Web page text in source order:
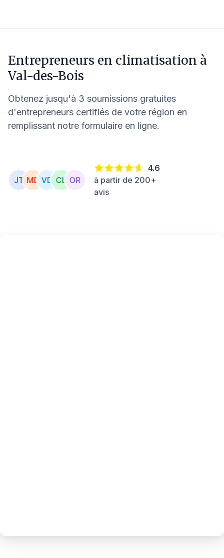
Entrepreneurs en climatisation à
Val-des-Bois
Obtenez jusqu'à 3 soumissions gratuites
d'entrepreneurs certifiés de votre région en
remplissant notre formulaire en ligne.
4.6
à partir de 200+
avis